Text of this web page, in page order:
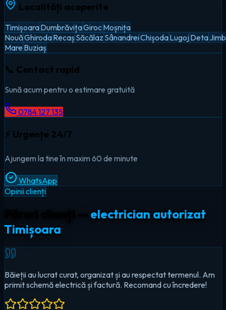
Localități acoperite
TimișoaraDumbrăvițaGirocMoșnița
NouăGhirodaRecașSăcălaz SânandreiChișodaLugojDeta
Mare Buziaș
📞 Contact rapid
Sună acum pentru o estimare gratuită
0784 127 135
⚡ Urgențe 24/7
Ajungem la tine în maxim 60 de minute
WhatsApp
Opinii clienți
electrician autorizat
Timișoara
Au înlocuit tabloul vechi cu unul modern, cu siguranțe
diferențiale. Explicații clare, preț corect, execuție